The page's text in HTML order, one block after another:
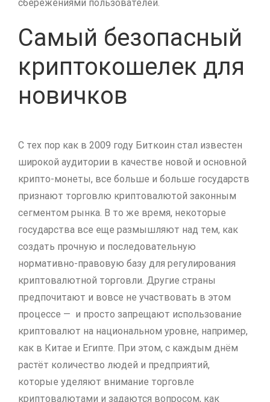
сбережениями пользователей.
Самый безопасный
криптокошелек для
новичков
С тех пор как в 2009 году Биткоин стал известен
широкой аудитории в качестве новой и основной
крипто-монеты, все больше и больше государств
признают торговлю криптовалютой законным
сегментом рынка. В то же время, некоторые
государства все еще размышляют над тем, как
создать прочную и последовательную
нормативно-правовую базу для регулирования
криптовалютной торговли. Другие страны
предпочитают и вовсе не участвовать в этом
процессе — и просто запрещают использование
криптовалют на национальном уровне, например,
как в Китае и Египте. При этом, с каждым днём
растёт количество людей и предприятий,
которые уделяют внимание торговле
криптовалютами и задаются вопросом, как